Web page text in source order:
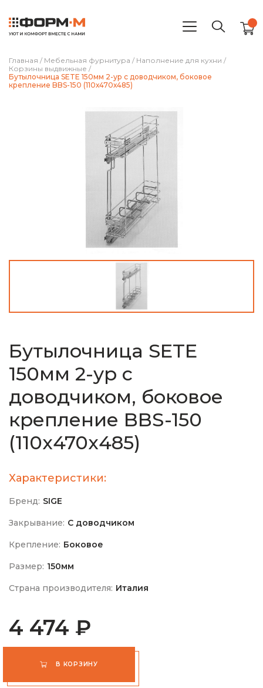
Главная / Мебельная фурнитура / Наполнение для кухни /
Корзины выдвижные /
Бутылочница SETE 150мм 2-ур с доводчиком, боковое
крепление BBS-150 (110х470х485)
Бутылочница SETE
150мм 2-ур с
доводчиком, боковое
крепление BBS-150
(110х470х485)
Характеристики:
Бренд: SIGE
Закрывание: С доводчиком
Крепление: Боковое
Размер: 150мм
Страна производителя: Италия
4 474 ₽
В КОРЗИНУ